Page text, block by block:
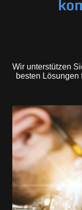
Wir unterstützen
besten Lösungen